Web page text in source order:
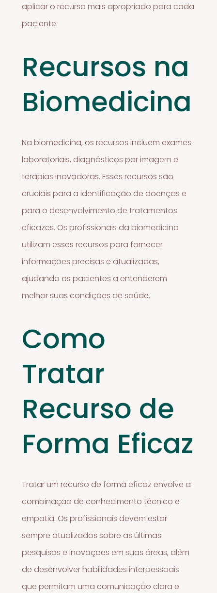
aplicar o recurso mais apropriado para cada
paciente.
Recursos na
Biomedicina
Na biomedicina, os recursos incluem exames
laboratoriais, diagnósticos por imagem e
terapias inovadoras. Esses recursos são
cruciais para a identificação de doenças e
para o desenvolvimento de tratamentos
eficazes. Os profissionais da biomedicina
utilizam esses recursos para fornecer
informações precisas e atualizadas,
ajudando os pacientes a entenderem
melhor suas condições de saúde.
Como
Tratar
Recurso de
Forma Eficaz
Tratar um recurso de forma eficaz envolve a
combinação de conhecimento técnico e
empatia. Os profissionais devem estar
sempre atualizados sobre as últimas
pesquisas e inovações em suas áreas, além
de desenvolver habilidades interpessoais
que permitam uma comunicação clara e